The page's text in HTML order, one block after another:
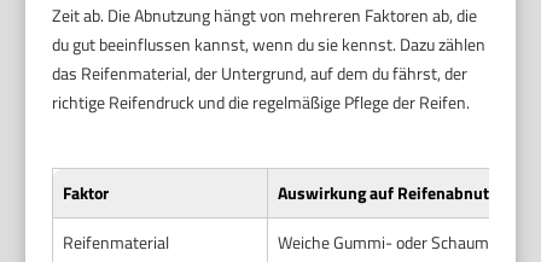
Zeit ab. Die Abnutzung hängt von mehreren Faktoren ab, die
du gut beeinflussen kannst, wenn du sie kennst. Dazu zählen
das Reifenmaterial, der Untergrund, auf dem du fährst, der
richtige Reifendruck und die regelmäßige Pflege der Reifen.
Faktor
Auswirkung auf Reifenabnutzung
Reifenmaterial
Weiche Gummi- oder